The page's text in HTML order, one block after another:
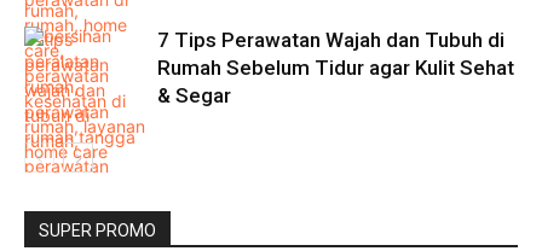
7 Tips Perawatan Wajah dan Tubuh di
Rumah Sebelum Tidur agar Kulit Sehat
& Segar
SUPER PROMO